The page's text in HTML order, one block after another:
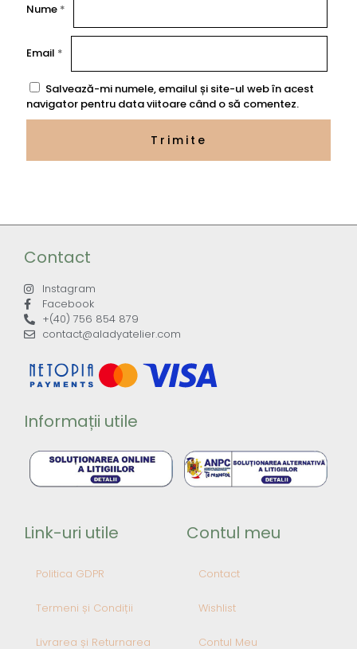
Nume *
Email *
Salvează-mi numele, emailul și site-ul web în acest
navigator pentru data viitoare când o să comentez.
Contact
Instagram
Facebook
+(40) 756 854 879
contact@aladyatelier.com
Informații utile
Link-uri utile
Politica GDPR
Termeni și Condiții
Livrarea și Returnarea
Contul meu
Contact
Wishlist
Contul Meu